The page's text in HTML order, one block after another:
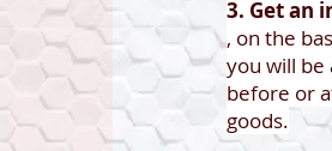
3. Get an
, on the
you will
before or
goods.